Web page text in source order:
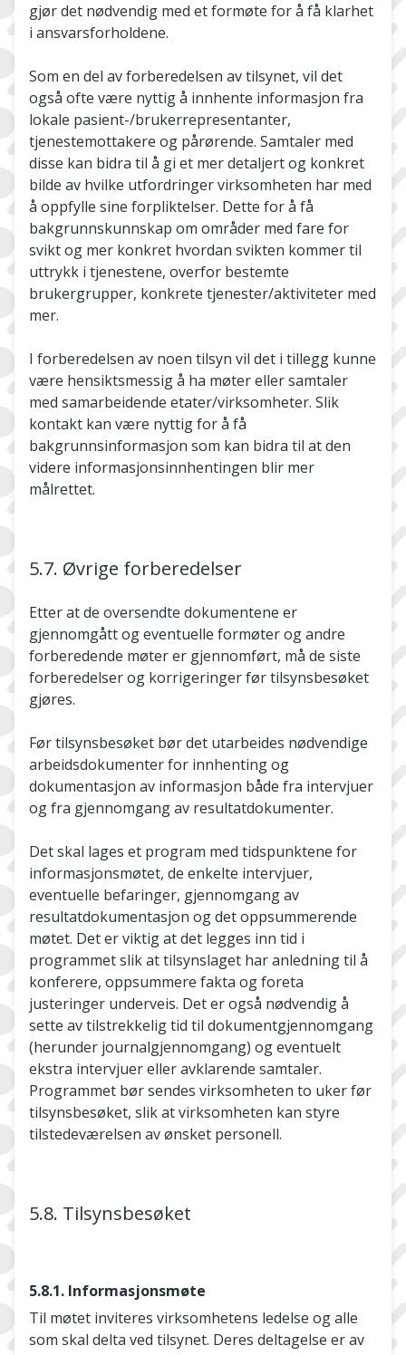
gjør det nødvendig med et formøte for å få klarhet
i ansvarsforholdene.
Som en del av forberedelsen av tilsynet, vil det
også ofte være nyttig å innhente informasjon fra
lokale pasient-/brukerrepresentanter,
tjenestemottakere og pårørende. Samtaler med
disse kan bidra til å gi et mer detaljert og konkret
bilde av hvilke utfordringer virksomheten har med
å oppfylle sine forpliktelser. Dette for å få
bakgrunnskunnskap om områder med fare for
svikt og mer konkret hvordan svikten kommer til
uttrykk i tjenestene, overfor bestemte
brukergrupper, konkrete tjenester/aktiviteter med
mer.
I forberedelsen av noen tilsyn vil det i tillegg kunne
være hensiktsmessig å ha møter eller samtaler
med samarbeidende etater/virksomheter. Slik
kontakt kan være nyttig for å få
bakgrunnsinformasjon som kan bidra til at den
videre informasjonsinnhentingen blir mer
målrettet.
5.7. Øvrige forberedelser
Etter at de oversendte dokumentene er
gjennomgått og eventuelle formøter og andre
forberedende møter er gjennomført, må de siste
forberedelser og korrigeringer før tilsynsbesøket
gjøres.
Før tilsynsbesøket bør det utarbeides nødvendige
arbeidsdokumenter for innhenting og
dokumentasjon av informasjon både fra intervjuer
og fra gjennomgang av resultatdokumenter.
Det skal lages et program med tidspunktene for
informasjonsmøtet, de enkelte intervjuer,
eventuelle befaringer, gjennomgang av
resultatdokumentasjon og det oppsummerende
møtet. Det er viktig at det legges inn tid i
programmet slik at tilsynslaget har anledning til å
konferere, oppsummere fakta og foreta
justeringer underveis. Det er også nødvendig å
sette av tilstrekkelig tid til dokumentgjennomgang
(herunder journalgjennomgang) og eventuelt
ekstra intervjuer eller avklarende samtaler.
Programmet bør sendes virksomheten to uker før
tilsynsbesøket, slik at virksomheten kan styre
tilstedeværelsen av ønsket personell.
5.8. Tilsynsbesøket
5.8.1. Informasjonsmøte
Til møtet inviteres virksomhetens ledelse og alle
som skal delta ved tilsynet. Deres deltagelse er av